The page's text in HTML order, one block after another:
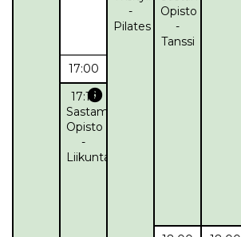
-
Pilates
Opisto
-
Tanssi
17:00
17:15info
Sastamalan
Opisto
-
Liikuntaryhmä